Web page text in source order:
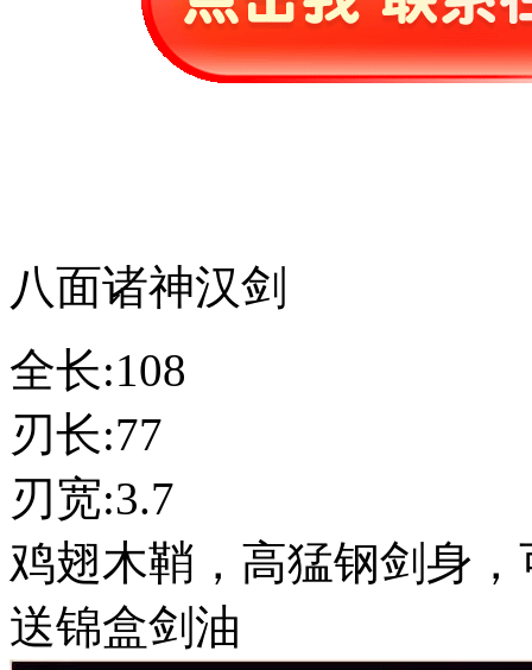
八面诸神汉剑
全长:108
刃长:77
刃宽:3.7
鸡翅木鞘，高猛钢剑身
送锦盒剑油